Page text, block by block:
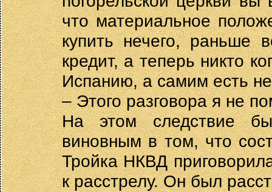
что материальное
купить нечего, раньше
кредит, а теперь никто
Испанию, а самим есть
– Этого разговора я не
На этом следствие
виновным в том, что
Тройка НКВД
к расстрелу. Он был